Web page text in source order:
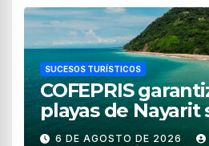
SUCESOS TURÍSTICOS
COFEPRIS
playas de Nayarit
para uso
6 DE AGOSTO DE 2026